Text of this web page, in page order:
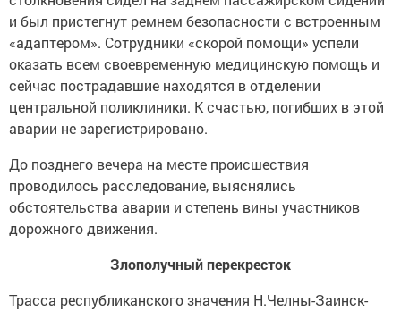
и был пристегнут ремнем безопасности с встроенным
«адаптером». Сотрудники «скорой помощи» успели
оказать всем своевременную медицинскую помощь и
сейчас пострадавшие находятся в отделении
центральной поликлиники. К счастью, погибших в этой
аварии не зарегистрировано.
До позднего вечера на месте происшествия
проводилось расследование, выяснялись
обстоятельства аварии и степень вины участников
дорожного движения.
Злополучный перекресток
Трасса республиканского значения Н.Челны-Заинск-